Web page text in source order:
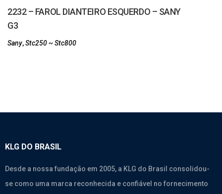
2232 – FAROL DIANTEIRO ESQUERDO – SANY
G3
Sany,Stc250 ~ Stc800
KLG DO BRASIL
Desde a nossa fundação em 2005, a KLG do Brasil consolidou-
se como uma marca reconhecida e confiável no fornecimento